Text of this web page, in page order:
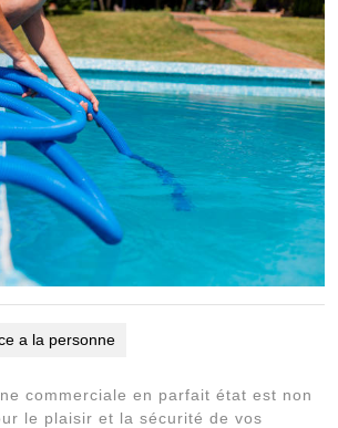
a la personne
commerciale en parfait état est non
le plaisir et la sécurité de vos